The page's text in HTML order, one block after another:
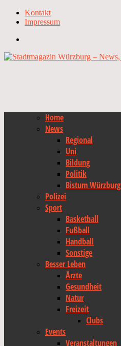
Kontakt
Impressum
Home
News
Regional
Uni
Bildung
Politik
Bistum Würzburg
Polizei
Sport
Basketball
Fußball
Handball
Sonstige
Besser Leben
Ärzte
Gesundheit
Natur
Freizeit
Clubs
Events
Veranstaltungen